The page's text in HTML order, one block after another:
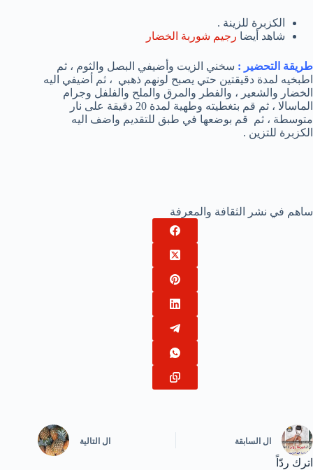
الكزبرة للزينة .
شاهد أيضا رجيم شوربة الخضار
طريقة التحضير : سخني الزيت وأضيفي البصل والثوم ، ثم
اطبخيه لمدة دقيقتين حتي يصبح لونهم ذهبي ، ثم أضيفي اليه
الخضار والشعير ، والفطر والمرق والملح والفلفل وجرام
الماسالا ، ثم قم بتغطيته وطهية لمدة 20 دقيقة على نار
متوسطة ، ثم قم بوضعها في طبق للتقديم واضف اليه
الكزبرة للتزين .
ساهم في نشر الثقافة والمعرفة
ال السابقة ال التالية
اترك ردّاً